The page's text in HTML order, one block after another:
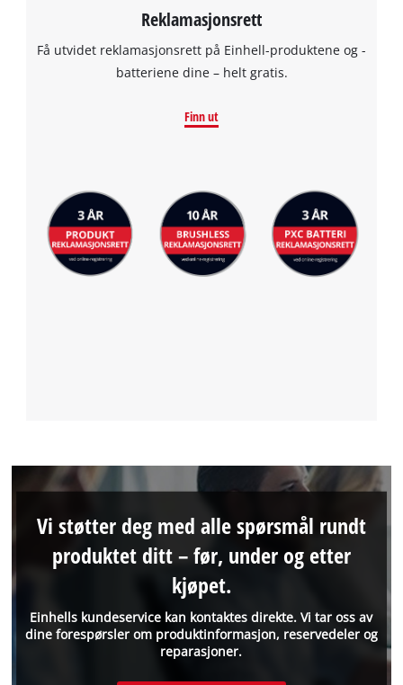
Reklamasjonsrett
Få utvidet reklamasjonsrett på Einhell-produktene og -
batteriene dine – helt gratis.
Finn ut
Einhells kundeservice kan kontaktes direkte. Vi tar oss av
dine forespørsler om produktinformasjon, reservedeler og
reparasjoner.
Vi støtter deg med alle spørsmål rundt
produktet ditt – før, under og etter
kjøpet.